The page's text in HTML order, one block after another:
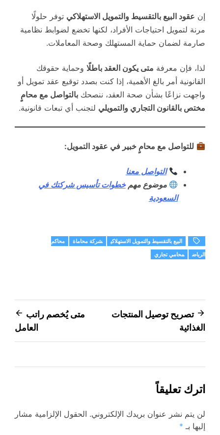
إن عقود البيع بالتقسيط والتمويل الاستهلاكي توفر حلولًا
مرنة لتمويل احتياجات الأفراد، لكنها تخضع لضوابط نظامية
صارمة لضمان حماية المستهلك وصحة المعاملات.
لذا، فإن معرفة متى يكون العقد باطلًا وحماية حقوقك
القانونية أمر بالغ الأهمية، إذا كنت بصدد توقيع عقد تمويل أو
واجهت نزاعًا بشأن صحة العقد، ننصحك بالتواصل مع محامٍ
مختص بالقانون التجاري والتمويلي لتجنب أي تبعات قانونية.
للتواصل مع محامٍ خبير في عقود التمويل:
التواصل معنا
موضوع مهمخطوات تأسيس شركتك في
السعودية
البيع بالتقسيط والتمويل الاستهلاكي شركة محاماة
محاكم
الرياض
محامي تجاري
تصفّح
المقالات
تصريح توصيل المنتجات
الغذائية
متى يُخصم راتب
العامل
اترك تعليقاً
لن يتم نشر عنوان بريدك الإلكتروني. الحقول الإلزامية مشار
إليها بـ *